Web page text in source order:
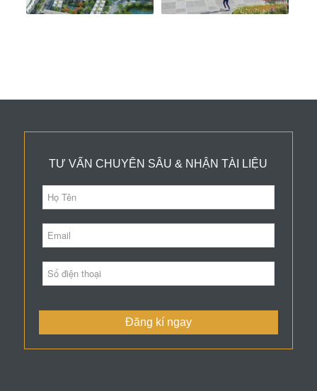
TƯ VẤN CHUYÊN SÂU & NHẬN TÀI LIỆU
Đăng kí ngay